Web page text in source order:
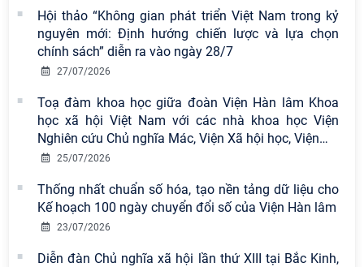
Hội thảo “Không gian phát triển Việt Nam trong kỷ
nguyên mới: Định hướng chiến lược và lựa chọn
chính sách” diễn ra vào ngày 28/7
27/07/2026
Toạ đàm khoa học giữa đoàn Viện Hàn lâm Khoa
học xã hội Việt Nam với các nhà khoa học Viện
Nghiên cứu Chủ nghĩa Mác, Viện Xã hội học, Viện…
25/07/2026
Thống nhất chuẩn số hóa, tạo nền tảng dữ liệu cho
Kế hoạch 100 ngày chuyển đổi số của Viện Hàn lâm
23/07/2026
Diễn đàn Chủ nghĩa xã hội lần thứ XIII tại Bắc Kinh,